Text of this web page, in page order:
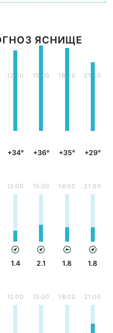
ЯСНИЩЕ
12:00
+34°
15:00
+36°
18:00
+35°
21:00
+29°
12:00
1.4
15:00
2.1
18:00
1.8
21:00
1.8
12:00 15:00 18:00 21:00